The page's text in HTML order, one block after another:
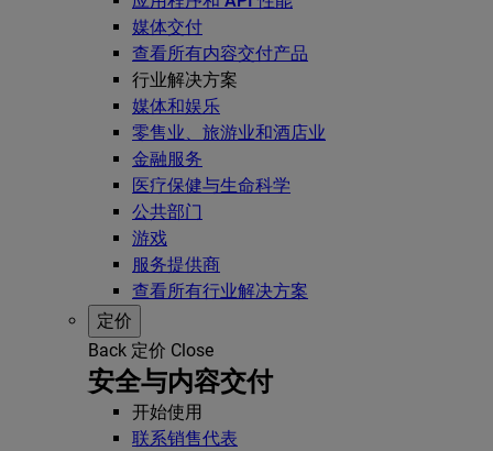
媒体交付
查看所有内容交付产品
行业解决方案
媒体和娱乐
零售业、旅游业和酒店业
金融服务
医疗保健与生命科学
公共部门
游戏
服务提供商
查看所有行业解决方案
定价
Back 定价 Close
安全与内容交付
开始使用
联系销售代表